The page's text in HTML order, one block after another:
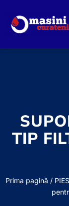
TIP
Prima pagină /